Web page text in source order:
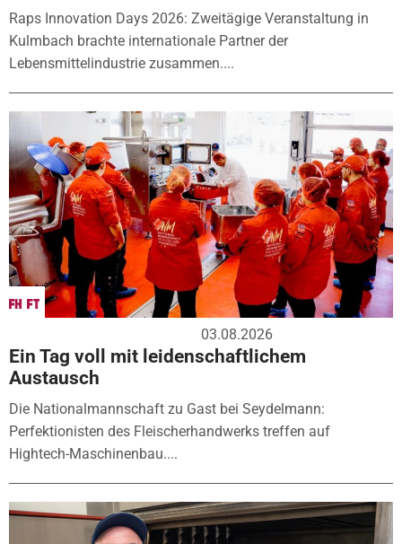
Raps Innovation Days 2026: Zweitägige Veranstaltung in
Kulmbach brachte internationale Partner der
Lebensmittelindustrie zusammen....
03.08.2026
Ein Tag voll mit leidenschaftlichem
Austausch
Die Nationalmannschaft zu Gast bei Seydelmann:
Perfektionisten des Fleischerhandwerks treffen auf
Hightech-Maschinenbau....